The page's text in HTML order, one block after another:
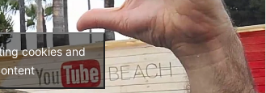
cookies and